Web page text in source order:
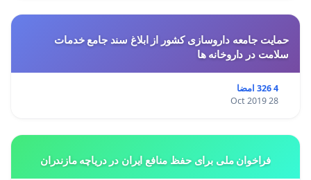
حمایت جامعه داروسازی کشور از ابلاغ سند جامع خدمات
سلامت در داروخانه ها
4 326 امضا
28 Oct 2019
فراخوان ملی برای حفظ منافع ایران در دریاچه مازندران